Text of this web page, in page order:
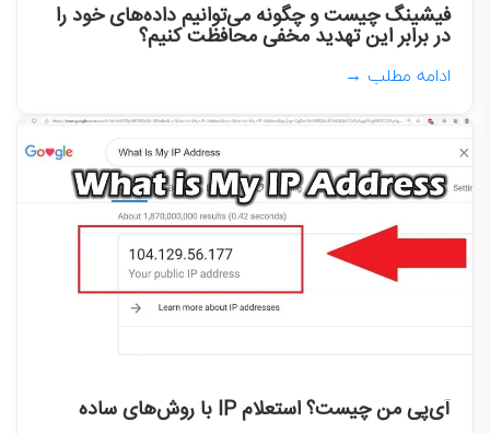
فیشینگ چیست و چگونه می‌توانیم داده‌های خود را
در برابر این تهدید مخفی محافظت کنیم؟
ادامه مطلب →
آی‌پی من چیست؟ استعلام IP با روش‌‌های ساده